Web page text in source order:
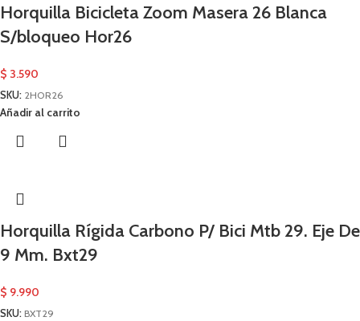
Horquilla Bicicleta Zoom Masera 26 Blanca
S/bloqueo Hor26
$ 3.590
SKU: 2HOR26
Añadir al carrito
Horquilla Rígida Carbono P/ Bici Mtb 29. Eje De
9 Mm. Bxt29
$ 9.990
SKU: BXT29